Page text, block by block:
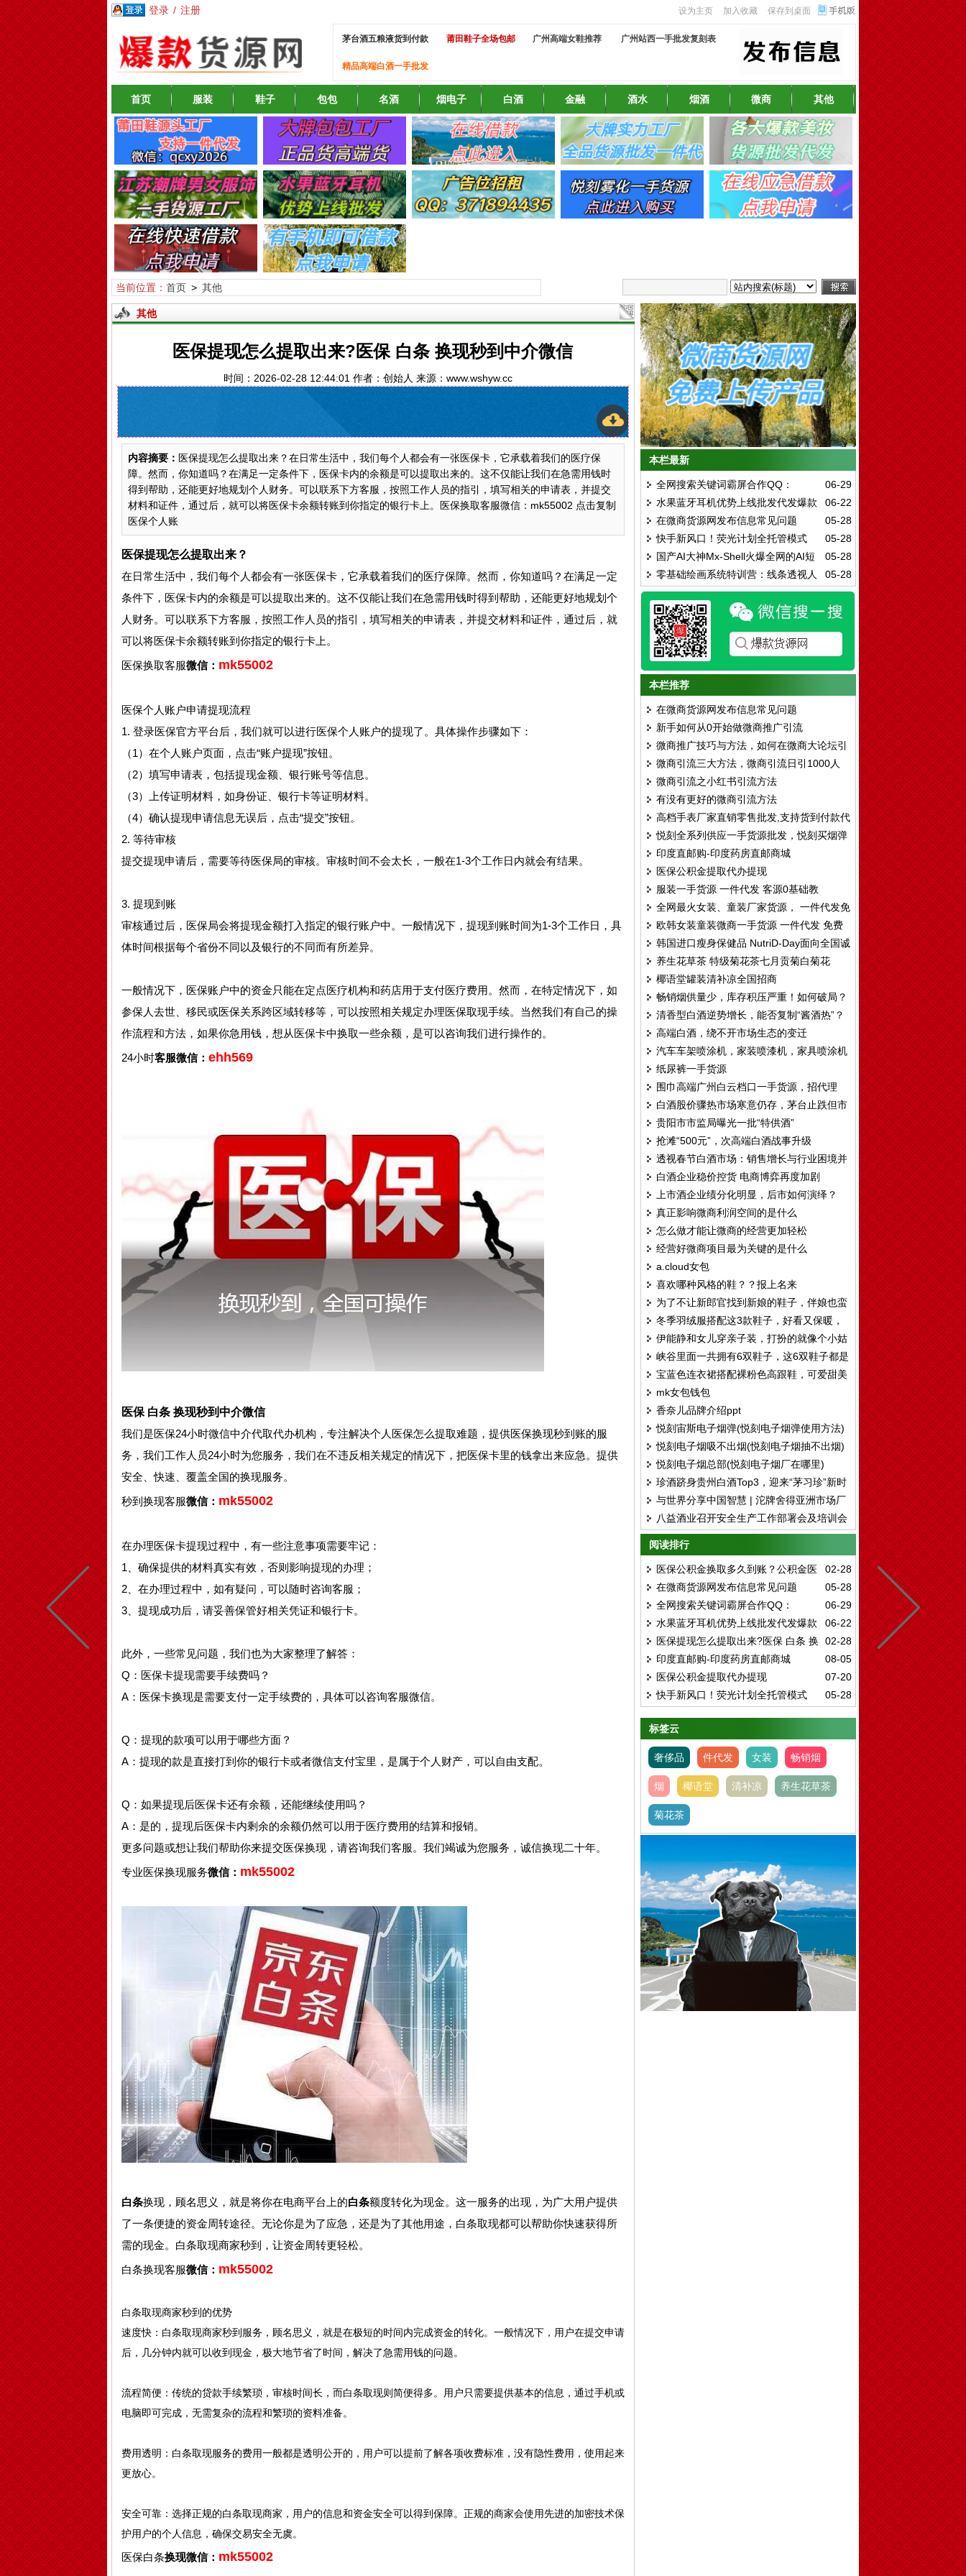
登录 / 注册 设为主页 加入收藏 保存到桌面
茅台酒五粮液货到付款 莆田鞋子全场包邮 广州高端女鞋推荐 广州站西一手批发复刻表
精品高端白酒一手批发
首页 服装 鞋子 包包 名酒 烟电子 白酒 金融 酒水 烟酒 微商 其他
当前位置： 首页> 其他
其他
医保提现怎么提取出来?医保 白条 换现秒到中介微信
时间：2026-02-28 12:44:01 作者：创始人 来源：www.wshyw.cc
内容摘要： 医保提现怎么提取出来？在日常生活中，我们每个人都会有一张医保卡，它承载着我们的医疗保
障。然而，你知道吗？在满足一定条件下，医保卡内的余额是可以提取出来的。这不仅能让我们在急需用钱时
得到帮助，还能更好地规划个人财务。可以联系下方客服，按照工作人员的指引，填写相关的申请表，并提交
材料和证件，通过后，就可以将医保卡余额转账到你指定的银行卡上。医保换取客服微信：mk55002 点击复制
医保个人账
医保提现怎么提取出来？
在日常生活中，我们每个人都会有一张医保卡，它承载着我们的医疗保障。然而，你知道吗？在满足一定
条件下，医保卡内的余额是可以提取出来的。这不仅能让我们在急需用钱时得到帮助，还能更好地规划个
人财务。可以联系下方客服，按照工作人员的指引，填写相关的申请表，并提交材料和证件，通过后，就
可以将医保卡余额转账到你指定的银行卡上。
医保换取客服微信： mk55002
医保个人账户申请提现流程
1. 登录医保官方平台后，我们就可以进行医保个人账户的提现了。具体操作步骤如下：
（1）在个人账户页面，点击“账户提现”按钮。
（2）填写申请表，包括提现金额、银行账号等信息。
（3）上传证明材料，如身份证、银行卡等证明材料。
（4）确认提现申请信息无误后，点击“提交”按钮。
2. 等待审核
提交提现申请后，需要等待医保局的审核。审核时间不会太长，一般在1-3个工作日内就会有结果。
3. 提现到账
审核通过后，医保局会将提现金额打入指定的银行账户中。一般情况下，提现到账时间为1-3个工作日，具
体时间根据每个省份不同以及银行的不同而有所差异。
一般情况下，医保账户中的资金只能在定点医疗机构和药店用于支付医疗费用。然而，在特定情况下，如
参保人去世、移民或医保关系跨区域转移等，可以按照相关规定办理医保取现手续。当然我们有自己的操
作流程和方法，如果你急用钱，想从医保卡中换取一些余额，是可以咨询我们进行操作的。
24小时客服微信： ehh569
医保 白条换现秒到中介微信
我们是医保24小时微信中介代取代办机构，专注解决个人医保怎么提取难题，提供医保换现秒到账的服
务，我们工作人员24小时为您服务，我们在不违反相关规定的情况下，把医保卡里的钱拿出来应急。提供
安全、快速、覆盖全国的换现服务。
秒到换现客服微信： mk55002
在办理医保卡提现过程中，有一些注意事项需要牢记：
1、确保提供的材料真实有效，否则影响提现的办理；
2、在办理过程中，如有疑问，可以随时咨询客服；
3、提现成功后，请妥善保管好相关凭证和银行卡。
此外，一些常见问题，我们也为大家整理了解答：
Q：医保卡提现需要手续费吗？
A：医保卡换现是需要支付一定手续费的，具体可以咨询客服微信。
Q：提现的款项可以用于哪些方面？
A：提现的款是直接打到你的银行卡或者微信支付宝里，是属于个人财产，可以自由支配。
Q：如果提现后医保卡还有余额，还能继续使用吗？
A：是的，提现后医保卡内剩余的余额仍然可以用于医疗费用的结算和报销。
更多问题或想让我们帮助你来提交医保换现，请咨询我们客服。我们竭诚为您服务，诚信换现二十年。
专业医保换现服务微信： mk55002
白条换现，顾名思义，就是将你在电商平台上的白条额度转化为现金。这一服务的出现，为广大用户提供
了一条便捷的资金周转途径。无论你是为了应急，还是为了其他用途，白条取现都可以帮助你快速获得所
需的现金。白条取现商家秒到，让资金周转更轻松。
白条换现客服微信： mk55002
白条取现商家秒到的优势
速度快：白条取现商家秒到服务，顾名思义，就是在极短的时间内完成资金的转化。一般情况下，用户在提交申请
后，几分钟内就可以收到现金，极大地节省了时间，解决了急需用钱的问题。
流程简便：传统的贷款手续繁琐，审核时间长，而白条取现则简便得多。用户只需要提供基本的信息，通过手机或
电脑即可完成，无需复杂的流程和繁琐的资料准备。
费用透明：白条取现服务的费用一般都是透明公开的，用户可以提前了解各项收费标准，没有隐性费用，使用起来
更放心。
安全可靠：选择正规的白条取现商家，用户的信息和资金安全可以得到保障。正规的商家会使用先进的加密技术保
护用户的个人信息，确保交易安全无虞。
医保白条换现微信： mk55002
本栏最新
06-29
全网搜索关键词霸屏合作QQ：
597709107
06-22
水果蓝牙耳机优势上线批发代发爆款
无线耳机
05-28
在微商货源网发布信息常见问题
05-28
快手新风口！荧光计划全托管模式
05-28
国产AI大神Mx-Shell火爆全网的AI短
片
05-28
零基础绘画系统特训营：线条透视人
体结构全覆盖
本栏推荐
在微商货源网发布信息常见问题
新手如何从0开始做微商推广引流
微商推广技巧与方法，如何在微商大论坛引
流
微商引流三大方法，微商引流日引1000人
微商引流之小红书引流方法
有没有更好的微商引流方法
高档手表厂家直销零售批发,支持货到付款代
发
悦刻全系列供应一手货源批发，悦刻买烟弹
送烟杆厂家拿货渠道
印度直邮购-印度药房直邮商城
医保公积金提取代办提现
服装一手货源 一件代发 客源0基础教
全网最火女装、童装厂家货源， 一件代发免
费代理
欧韩女装童装微商一手货源 一件代发 免费
代理
韩国进口瘦身保健品 NutriD-Day面向全国诚
招区域代理
养生花草茶 特级菊花茶七月贡菊白菊花
椰语堂罐装清补凉全国招商
畅销烟供量少，库存积压严重！如何破局？
清香型白酒逆势增长，能否复制“酱酒热”？
高端白酒，绕不开市场生态的变迁
汽车车架喷涂机，家装喷漆机，家具喷涂机
T328
纸尿裤一手货源
围巾高端广州白云档口一手货源，招代理
白酒股价骤热市场寒意仍存，茅台止跌但市
场观望情绪仍重
贵阳市市监局曝光一批“特供酒”
抢滩“500元”，次高端白酒战事升级
透视春节白酒市场：销售增长与行业困境并
存
白酒企业稳价控货 电商博弈再度加剧
上市酒企业绩分化明显，后市如何演绎？
真正影响微商利润空间的是什么
怎么做才能让微商的经营更加轻松
经营好微商项目最为关键的是什么
a.cloud女包
喜欢哪种风格的鞋？？报上名来
为了不让新郎官找到新娘的鞋子，伴娘也蛮
拼了。。。
冬季羽绒服搭配这3款鞋子，好看又保暖，
还能显腿长！
伊能静和女儿穿亲子装，打扮的就像个小姑
娘，脚上的鞋子真好看
峡谷里面一共拥有6双鞋子，这6双鞋子都是
各有各的好处和风格
宝蓝色连衣裙搭配裸粉色高跟鞋，可爱甜美
有气质
mk女包钱包
香奈儿品牌介绍ppt
悦刻宙斯电子烟弹(悦刻电子烟弹使用方法)
悦刻电子烟吸不出烟(悦刻电子烟抽不出烟)
悦刻电子烟总部(悦刻电子烟厂在哪里)
珍酒跻身贵州白酒Top3，迎来“茅习珍”新时
代
与世界分享中国智慧 | 沱牌舍得亚洲市场厂
商合作交流会圆满举行
八益酒业召开安全生产工作部署会及培训会
阅读排行
02-28
医保公积金换取多久到账？公积金医
保提取中介微信
05-28
在微商货源网发布信息常见问题
06-29
全网搜索关键词霸屏合作QQ：
597709107
06-22
水果蓝牙耳机优势上线批发代发爆款
无线耳机
02-28
医保提现怎么提取出来?医保 白条 换
现秒到中介微信
08-05
印度直邮购-印度药房直邮商城
07-20
医保公积金提取代办提现
05-28
快手新风口！荧光计划全托管模式
标签云
奢侈品 件代发 女装 畅销烟
烟 椰语堂 清补凉 养生花草茶
菊花茶